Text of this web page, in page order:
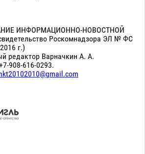
ИНФОРМАЦИОННО-НОВОСТНОЙ
Роскомнадзора ЭЛ № ФС
г.)
редактор Варначкин А. А.
908-616-0293.